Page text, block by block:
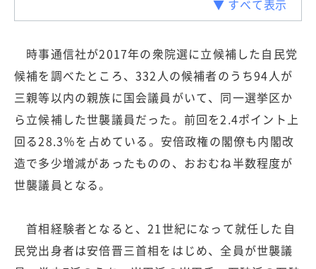
▼ すべて表示
時事通信社が2017年の衆院選に立候補した自民党
候補を調べたところ、332人の候補者のうち94人が
三親等以内の親族に国会議員がいて、同一選挙区か
ら立候補した世襲議員だった。前回を2.4ポイント上
回る28.3％を占めている。安倍政権の閣僚も内閣改
造で多少増減があったものの、おおむね半数程度が
世襲議員となる。
首相経験者となると、21世紀になって就任した自
民党出身者は安倍晋三首相をはじめ、全員が世襲議